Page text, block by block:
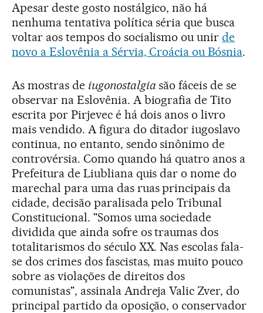
Apesar deste gosto nostálgico, não há
nenhuma tentativa política séria que busca
voltar aos tempos do socialismo ou unirde
novo a Eslovênia a Sérvia, Croácia ou Bósnia.
As mostras de iugonostalgia são fáceis de se
observar na Eslovênia. A biografia de Tito
escrita por Pirjevec é há dois anos o livro
mais vendido. A figura do ditador iugoslavo
continua, no entanto, sendo sinônimo de
controvérsia. Como quando há quatro anos a
Prefeitura de Liubliana quis dar o nome do
marechal para uma das ruas principais da
cidade, decisão paralisada pelo Tribunal
Constitucional. "Somos uma sociedade
dividida que ainda sofre os traumas dos
totalitarismos do século XX. Nas escolas fala-
se dos crimes dos fascistas, mas muito pouco
sobre as violações de direitos dos
comunistas", assinala Andreja Valic Zver, do
principal partido da oposição, o conservador